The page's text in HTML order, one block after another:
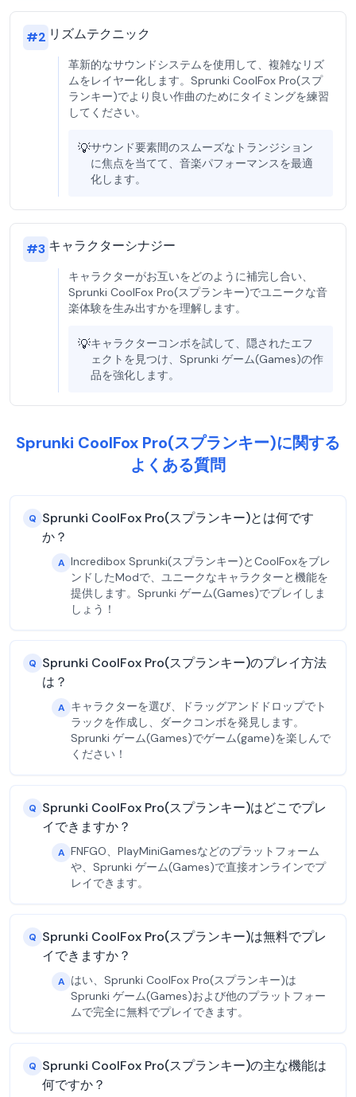
#2 リズムテクニック
革新的なサウンドシステムを使用して、複雑なリズ
ムをレイヤー化します。Sprunki CoolFox Pro(スプ
ランキー)でより良い作曲のためにタイミングを練習
してください。
💡サウンド要素間のスムーズなトランジション
に焦点を当てて、音楽パフォーマンスを最適
化します。
#3 キャラクターシナジー
キャラクターがお互いをどのように補完し合い、
Sprunki CoolFox Pro(スプランキー)でユニークな音
楽体験を生み出すかを理解します。
💡キャラクターコンボを試して、隠されたエフ
ェクトを見つけ、Sprunki ゲーム(Games)の作
品を強化します。
Sprunki CoolFox Pro(スプランキー)に関する
よくある質問
Q Sprunki CoolFox Pro(スプランキー)とは何です
か？
A Incredibox Sprunki(スプランキー)とCoolFoxをブレ
ンドしたModで、ユニークなキャラクターと機能を
提供します。Sprunki ゲーム(Games)でプレイしま
しょう！
Q Sprunki CoolFox Pro(スプランキー)のプレイ方法
は？
A キャラクターを選び、ドラッグアンドドロップでト
ラックを作成し、ダークコンボを発見します。
Sprunki ゲーム(Games)でゲーム(game)を楽しんで
ください！
Q Sprunki CoolFox Pro(スプランキー)はどこでプレ
イできますか？
A FNFGO、PlayMiniGamesなどのプラットフォーム
や、Sprunki ゲーム(Games)で直接オンラインでプ
レイできます。
Q Sprunki CoolFox Pro(スプランキー)は無料でプレ
イできますか？
A はい、Sprunki CoolFox Pro(スプランキー)は
Sprunki ゲーム(Games)および他のプラットフォー
ムで完全に無料でプレイできます。
Q Sprunki CoolFox Pro(スプランキー)の主な機能は
何ですか？